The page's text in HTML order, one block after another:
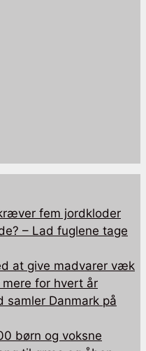
fem jordkloder
– Lad fuglene tage
at give madvarer væk
for hvert år
samler Danmark på
børn og voksne